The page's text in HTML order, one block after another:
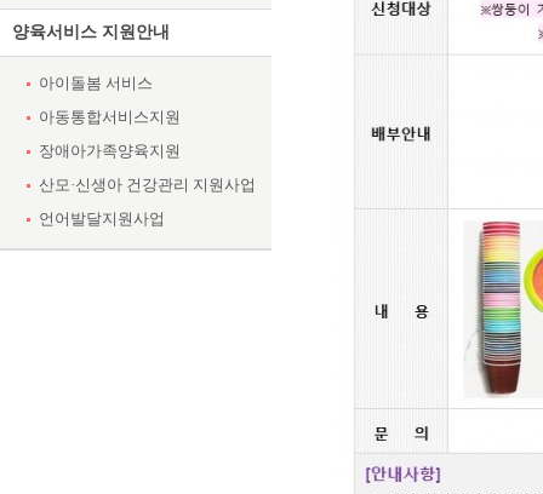
양육서비스 지원안내
아이돌봄 서비스
아동통합서비스지원
장애아가족양육지원
산모·신생아 건강관리 지원사업
언어발달지원사업